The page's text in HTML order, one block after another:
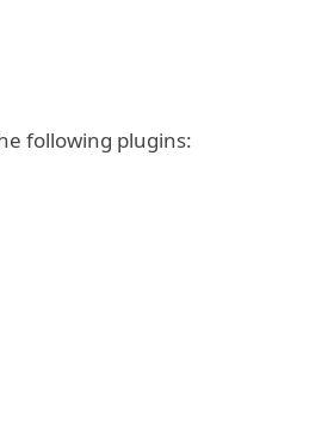
following plugins: